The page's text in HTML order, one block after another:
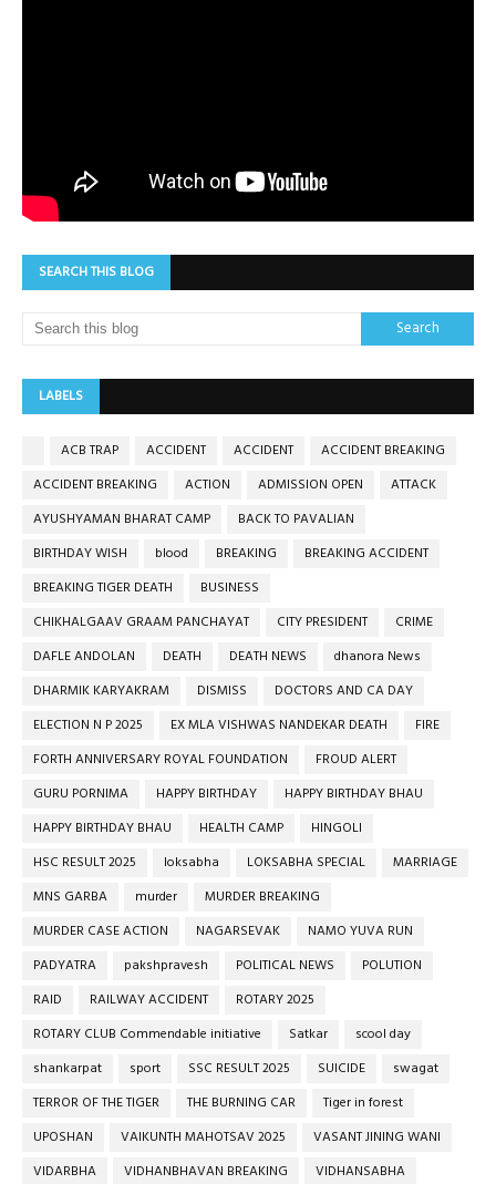
SEARCH THIS BLOG
LABELS
ACB TRAP ACCIDENT ACCIDENT
ACCIDENT BREAKING
ACCIDENT BREAKING
ACTION ADMISSION OPEN
ATTACK
AYUSHYAMAN BHARAT CAMP
BACK TO PAVALIAN
BIRTHDAY WISH
blood BREAKING
BREAKING ACCIDENT
BREAKING TIGER DEATH
BUSINESS
CHIKHALGAAV GRAAM PANCHAYAT
CITY PRESIDENT
CRIME
DAFLE ANDOLAN
DEATH DEATH NEWS
dhanora News
DHARMIK KARYAKRAM
DISMISS
DOCTORS AND CA DAY
ELECTION N P 2025
EX MLA VISHWAS NANDEKAR DEATH
FIRE
FORTH ANNIVERSARY ROYAL FOUNDATION
FROUD ALERT
GURU PORNIMA
HAPPY BIRTHDAY
HAPPY BIRTHDAY BHAU
HAPPY BIRTHDAY BHAU
HEALTH CAMP
HINGOLI
HSC RESULT 2025
loksabha LOKSABHA SPECIAL
MARRIAGE
MNS GARBA
murder
MURDER BREAKING
MURDER CASE ACTION
NAGARSEVAK
NAMO YUVA RUN
PADYATRA
pakshpravesh POLITICAL NEWS
POLUTION
RAID
RAILWAY ACCIDENT
ROTARY 2025
ROTARY CLUB Commendable initiative
Satkar
scool day
shankarpat
sport SSC RESULT 2025 SUICIDE
swagat
TERROR OF THE TIGER
THE BURNING CAR
Tiger in forest
UPOSHAN
VAIKUNTH MAHOTSAV 2025
VASANT JINING WANI
VIDARBHA
VIDHANBHAVAN BREAKING
VIDHANSABHA